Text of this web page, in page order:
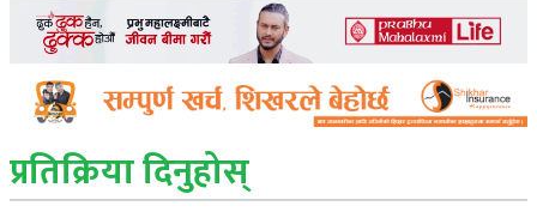
प्रतिक्रिया दिनुहोस्